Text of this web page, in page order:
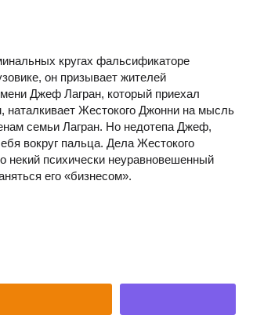
кругах фальсификаторе
он призывает жителей
Джеф Лагран, который приехал
наталкивает Жестокого Джонни на мысль
семьи Лагран. Но недотепа Джеф,
вокруг пальца. Дела Жестокого
некий психически неуравновешенный
его «бизнесом».